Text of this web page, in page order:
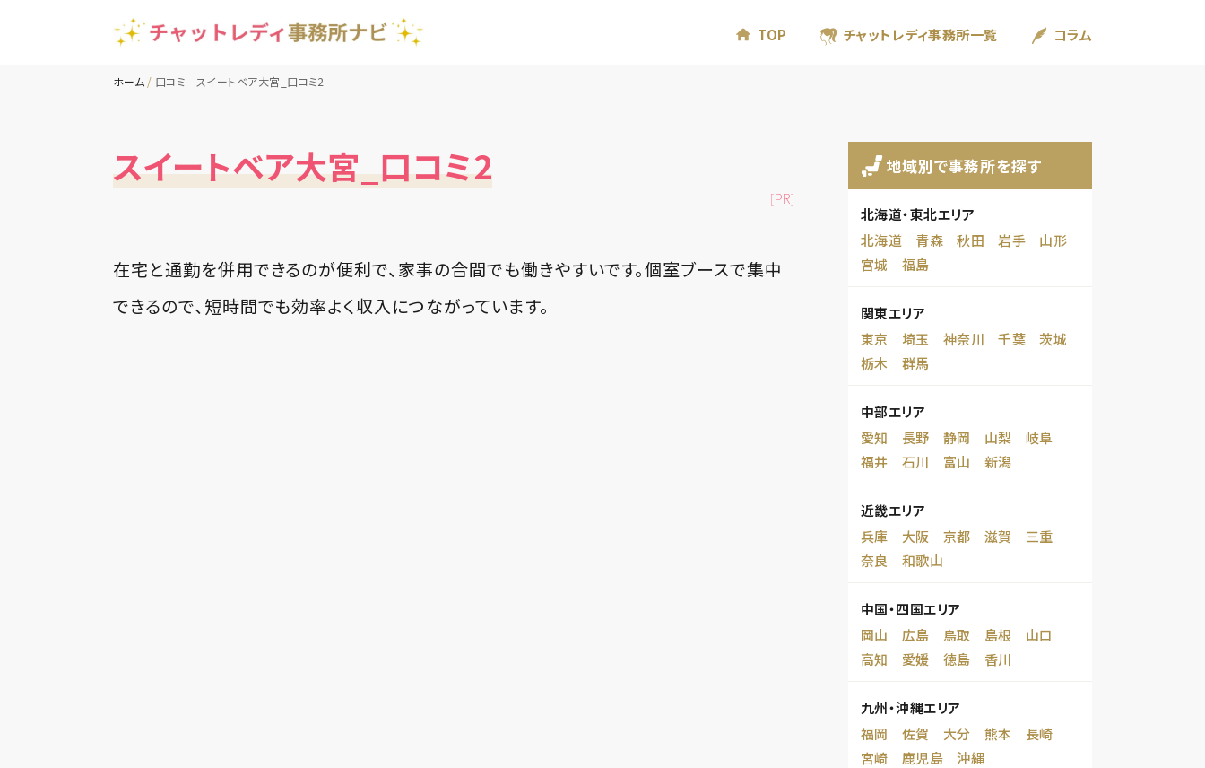
TOP チャットレディ事務所一覧 コラム
ホーム 口コミ - スイートベア大宮_口コミ2
スイートベア大宮_口コミ2
[PR]
在宅と通勤を併用できるのが便利で、家事の合間でも働きやすいです。個室ブースで集中
できるので、短時間でも効率よく収入につながっています。
地域別で事務所を探す
北海道・東北エリア
北海道
青森 秋田 岩手
山形
宮城
福島
関東エリア
東京
埼玉 神奈川 千葉
茨城
栃木
群馬
中部エリア
愛知
長野 静岡 山梨
岐阜
福井
石川 富山 新潟
近畿エリア
兵庫
大阪 京都 滋賀
三重
奈良
和歌山
中国・四国エリア
岡山
広島 鳥取 島根
山口
高知
愛媛 徳島 香川
九州・沖縄エリア
福岡
佐賀 大分 熊本
長崎
宮崎
鹿児島 沖縄